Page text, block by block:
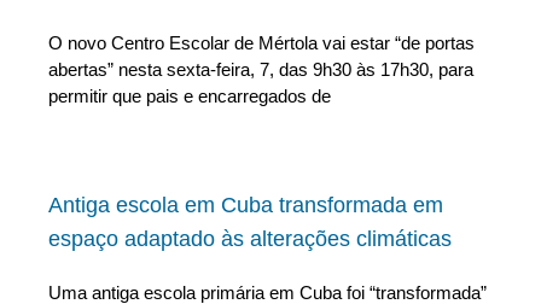
O novo Centro Escolar de Mértola vai estar “de portas
abertas” nesta sexta-feira, 7, das 9h30 às 17h30, para
permitir que pais e encarregados de
Antiga escola em Cuba transformada em
espaço adaptado às alterações climáticas
Uma antiga escola primária em Cuba foi “transformada”